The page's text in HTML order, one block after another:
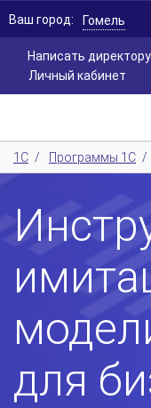
Написать директору
Личный кабинет
Ваш город: Гомель
1С / Программы 1С /
для